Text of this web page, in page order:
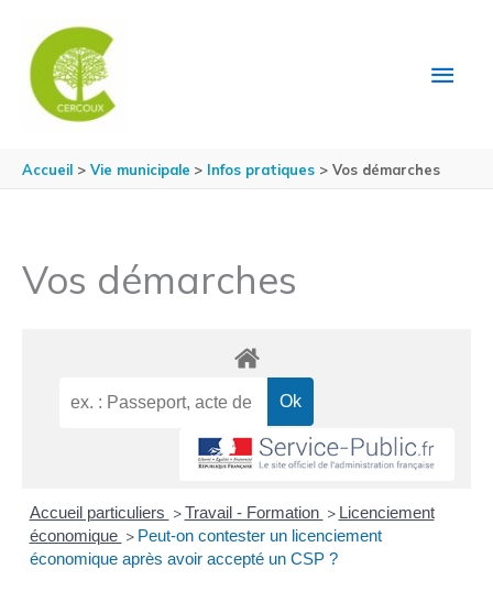
Accueil Vie municipale Infos pratiques Vos démarches
Vos démarches
Accueil particuliers > Travail - Formation > Licenciement
économique > Peut-on contester un licenciement
économique après avoir accepté un CSP ?